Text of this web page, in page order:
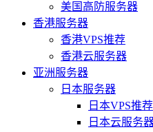
美国高防服务器
香港服务器
香港VPS推荐
香港云服务器
亚洲服务器
日本服务器
日本VPS推荐
日本云服务